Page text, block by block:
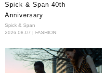
Spick & Span 40th
Anniversary
Spick & Span
2026.08.07 | FASHION